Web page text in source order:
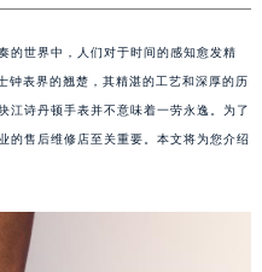
的世界中，人们对于时间的感知愈发精
钟表界的翘楚，其精湛的工艺和深厚的历
江诗丹顿手表并不意味着一劳永逸。为了
的售后维修店至关重要。本文将为您介绍